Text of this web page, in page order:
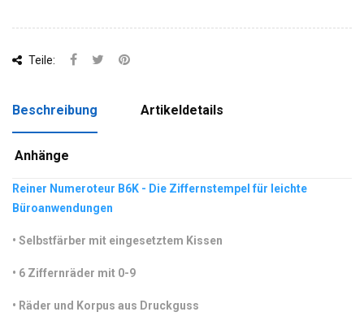
Teile:
Beschreibung Artikeldetails
Anhänge
Reiner Numeroteur B6K - Die Ziffernstempel für leichte
Büroanwendungen
• Selbstfärber mit eingesetztem Kissen
• 6 Ziffernräder mit 0-9
• Räder und Korpus aus Druckguss